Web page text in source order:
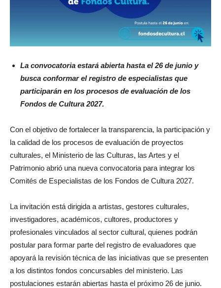
La convocatoria estará abierta hasta el 26 de junio y
busca conformar el registro de especialistas que
participarán en los procesos de evaluación de los
Fondos de Cultura 2027.
Con el objetivo de fortalecer la transparencia, la participación y
la calidad de los procesos de evaluación de proyectos
culturales, el Ministerio de las Culturas, las Artes y el
Patrimonio abrió una nueva convocatoria para integrar los
Comités de Especialistas de los Fondos de Cultura 2027.
La invitación está dirigida a artistas, gestores culturales,
investigadores, académicos, cultores, productores y
profesionales vinculados al sector cultural, quienes podrán
postular para formar parte del registro de evaluadores que
apoyará la revisión técnica de las iniciativas que se presenten
a los distintos fondos concursables del ministerio. Las
postulaciones estarán abiertas hasta el próximo 26 de junio.